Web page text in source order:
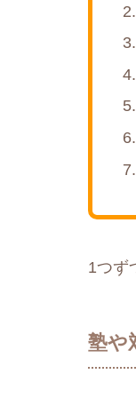
1つず
塾や